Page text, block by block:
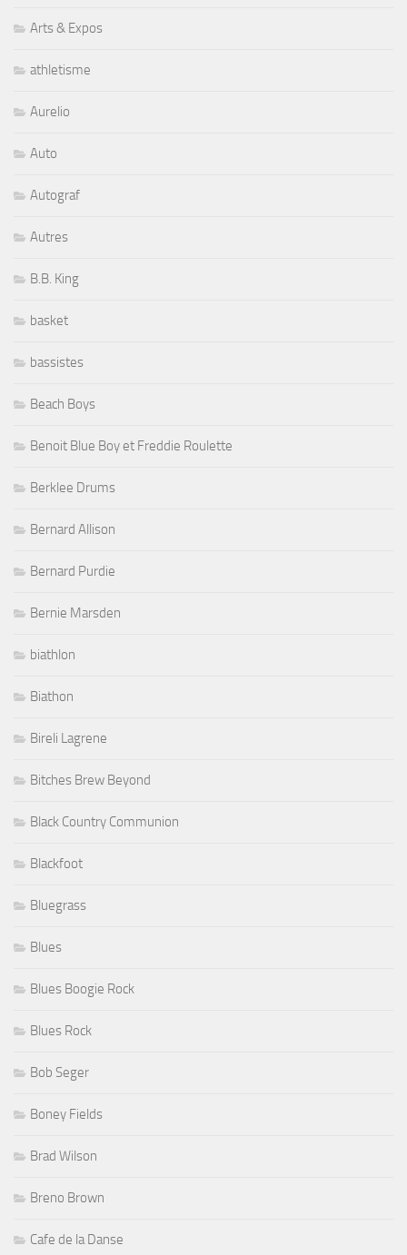
Arts & Expos
athletisme
Aurelio
Auto
Autograf
Autres
B.B. King
basket
bassistes
Beach Boys
Benoit Blue Boy et Freddie Roulette
Berklee Drums
Bernard Allison
Bernard Purdie
Bernie Marsden
biathlon
Biathon
Bireli Lagrene
Bitches Brew Beyond
Black Country Communion
Blackfoot
Bluegrass
Blues
Blues Boogie Rock
Blues Rock
Bob Seger
Boney Fields
Brad Wilson
Breno Brown
Cafe de la Danse